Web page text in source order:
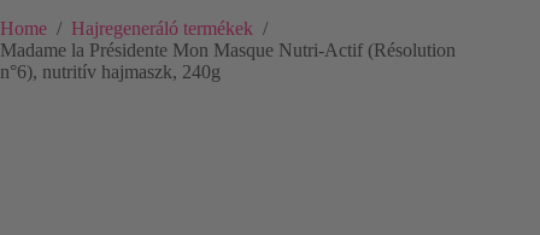
Home / Hajregeneráló termékek /
Madame la Présidente Mon Masque Nutri-Actif (Résolution
n°6), nutritív hajmaszk, 240g